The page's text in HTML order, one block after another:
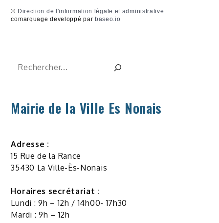
© Direction de l'information légale et administrative
comarquage developpé par baseo.io
Rechercher
Mairie de la Ville Es Nonais
Adresse :
15 Rue de la Rance
35430 La Ville-Ès-Nonais
Horaires secrétariat :
Lundi : 9h – 12h / 14h00- 17h30
Mardi : 9h – 12h